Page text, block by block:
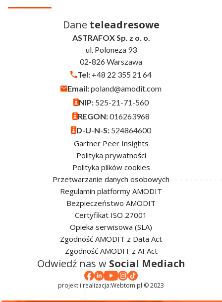
Dane teleadresowe
ASTRAFOX Sp. z o. o.
ul. Poloneza 93
02-826 Warszawa
Tel: +48 22 355 21 64
Email:poland@amodit.com
NIP: 525-21-71-560
REGON:016263968
D-U-N-S: 524864600
Gartner Peer Insights
Polityka prywatności
Polityka plików cookies
Przetwarzanie danych osobowych
Regulamin platformy AMODIT
Bezpieczeństwo AMODIT
Certyfikat ISO 27001
Opieka serwisowa (SLA)
Zgodność AMODIT z Data Act
Zgodność AMODIT z AI Act
projekt i realizacja:Webtom.pl © 2023
Odwiedź nas w Social Mediach